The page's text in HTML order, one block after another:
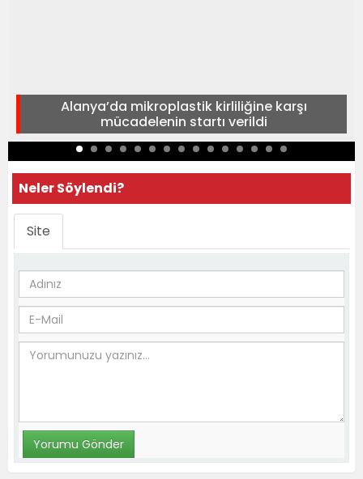
Alanya’da mikroplastik kirliliğine karşı
mücadelenin startı verildi
Neler Söylendi?
Site